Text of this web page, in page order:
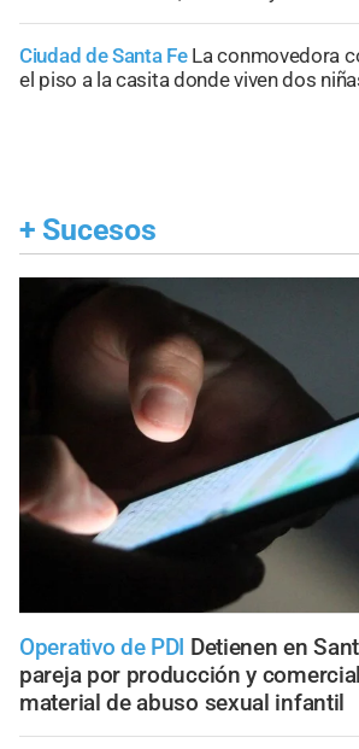
Ciudad de Santa Fe La conmovedora
el piso a la casita donde viven dos
+ Sucesos
Operativo de PDI Detienen en
pareja por producción y
material de abuso sexual infantil